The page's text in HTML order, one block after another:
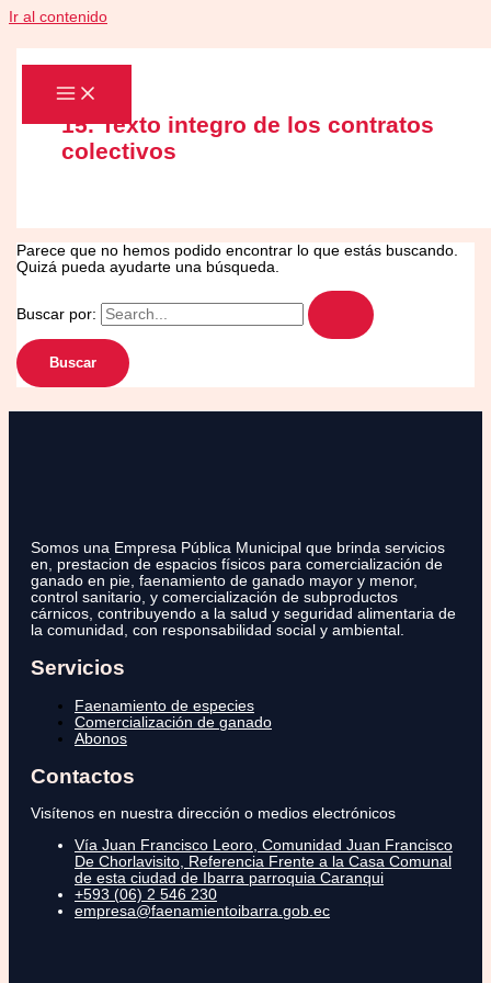
Ir al contenido
15. Texto integro de los contratos
colectivos
Parece que no hemos podido encontrar lo que estás buscando.
Quizá pueda ayudarte una búsqueda.
Buscar por:
Somos una Empresa Pública Municipal que brinda servicios
en, prestacion de espacios físicos para comercialización de
ganado en pie, faenamiento de ganado mayor y menor,
control sanitario, y comercialización de subproductos
cárnicos, contribuyendo a la salud y seguridad alimentaria de
la comunidad, con responsabilidad social y ambiental.
Servicios
Faenamiento de especies
Comercialización de ganado
Abonos
Contactos
Visítenos en nuestra dirección o medios electrónicos
Vía Juan Francisco Leoro, Comunidad Juan Francisco
De Chorlavisito, Referencia Frente a la Casa Comunal
de esta ciudad de Ibarra parroquia Caranqui
+593 (06) 2 546 230
empresa@faenamientoibarra.gob.ec